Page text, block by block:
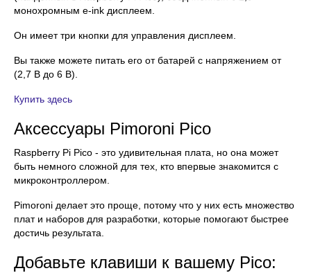
монохромным e-ink дисплеем.
Он имеет три кнопки для управления дисплеем.
Вы также можете питать его от батарей с напряжением от
(2,7 В до 6 В).
Купить здесь
Аксессуары Pimoroni Pico
Raspberry Pi Pico - это удивительная плата, но она может
быть немного сложной для тех, кто впервые знакомится с
микроконтроллером.
Pimoroni делает это проще, потому что у них есть множество
плат и наборов для разработки, которые помогают быстрее
достичь результата.
Добавьте клавиши к вашему Pico: